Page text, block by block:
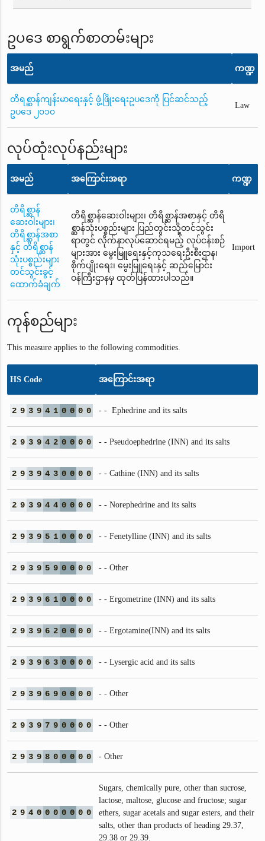
ဥပဒေ စာရွက်စာတမ်းများ
အမည် ကဏ္ဍ
တိရစ္ဆာန်ကျန်းမာရေးနှင့် ဖွံ့ဖြိုးရေးဥပဒေကို ပြင်ဆင်သည့်
ဥပဒေ ၂၀၁၀
Law
လုပ်ထုံးလုပ်နည်းများ
အမည် အကြောင်းအရာ ကဏ္ဍ
တိရိစ္ဆာန်
ဆေးဝါးများ၊
တိရိစ္ဆာန်အစာ
နှင့် တိရိစ္ဆာန်
သုံးပစ္စည်းများ
တင်သွင်းခွင့်
ထောက်ခံချက်
တိရိစ္ဆာန်ဆေးဝါးများ၊ တိရိစ္ဆာန်အစာနှင့် တိရိ
စ္ဆာန်သုံးပစ္စည်းများ ပြည်တွင်းသို့တင်သွင်း
ရာတွင် လိုက်နာလုပ်ဆောင်ရမည့် လုပ်ငန်းစဉ်
များအား မွေးမြူရေးနှင့်ကုသရေးဦးစီးဌာန၊
စိုက်ပျိုးရေး၊ မွေးမြူရေးနှင့် ဆည်မြောင်း
ဝန်ကြီးဌာနမှ ထုတ်ပြန်ထားပါသည်။
Import
ကုန်စည်များ
This measure applies to the following commodities.
HS Code အကြောင်းအရာ
2 9 3 9 4 1 0 0 0 0 - - Ephedrine and its salts
2 9 3 9 4 2 0 0 0 0 - - Pseudoephedrine (INN) and its salts
2 9 3 9 4 3 0 0 0 0 - - Cathine (INN) and its salts
2 9 3 9 4 4 0 0 0 0 - - Norephedrine and its salts
2 9 3 9 5 1 0 0 0 0 - - Fenetylline (INN) and its salts
2 9 3 9 5 9 0 0 0 0 - - Other
2 9 3 9 6 1 0 0 0 0 - - Ergometrine (INN) and its salts
2 9 3 9 6 2 0 0 0 0 - - Ergotamine(INN) and its salts
2 9 3 9 6 3 0 0 0 0 - - Lysergic acid and its salts
2 9 3 9 6 9 0 0 0 0 - - Other
2 9 3 9 7 9 0 0 0 0 - - Other
2 9 3 9 8 0 0 0 0 0 - Other
2 9 4 0 0 0 0 0 0 0
Sugars, chemically pure, other than sucrose,
lactose, maltose, glucose and fructose; sugar
ethers, sugar acetals and sugar esters, and their
salts, other than products of heading 29.37,
29.38 or 29.39.